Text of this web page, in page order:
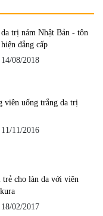
trị nám Nhật Bản - tôn
đẳng cấp
14/08/2018
viên uống trắng da trị
11/11/2016
cho làn da với viên
18/02/2017